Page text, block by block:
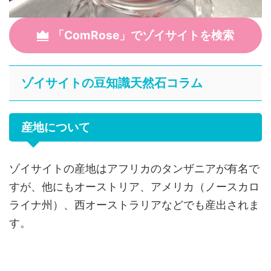
「ComRose」でゾイサイトを検索
ゾイサイトの豆知識天然石コラム
産地について
ゾイサイトの産地はアフリカのタンザニアが有名で
すが、他にもオーストリア、アメリカ（ノースカロ
ライナ州）、西オーストラリアなどでも産出されま
す。